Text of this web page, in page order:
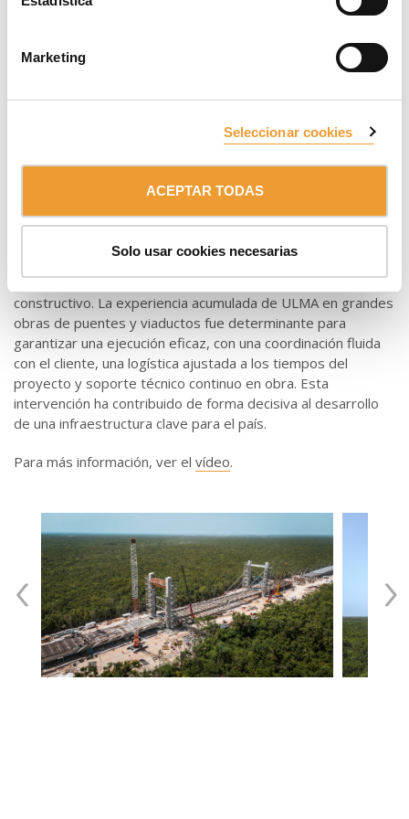
Marketing
Seleccionar cookies
ACEPTAR TODAS
Solo usar cookies necesarias
Para facilitar el acceso seguro a las consolas y a las zonas
de trabajo durante las tareas de tensado, se instalaron
estos sistemas como parte de una solución global, con
propuestas prácticas y eficaces orientadas a la optimización
La propuesta técnica de ULMA se basó en un análisis
detallado de cargas , considerando condiciones de viento
de hasta 130 km/h. Para el diseño del sistema, el equipo de
ingeniería empleó herramientas digitales como
, para generar modelos tridimensionales que
optimizaron la planificación y ejecución de cada detalle
constructivo. La experiencia acumulada de ULMA en grandes
obras de puentes y viaductos fue determinante para
garantizar una ejecución eficaz, con una coordinación fluida
con el cliente, una logística ajustada a los tiempos del
proyecto y soporte técnico continuo en obra. Esta
intervención ha contribuido de forma decisiva al desarrollo
de una infraestructura clave para el país.
Para más información, ver el vídeo.
‹ ›